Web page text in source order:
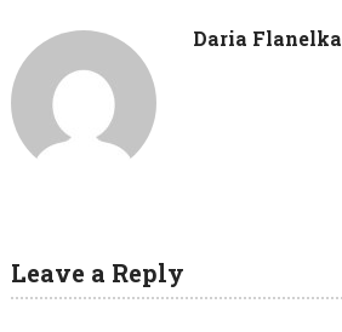
Daria Flanelka
Leave a Reply